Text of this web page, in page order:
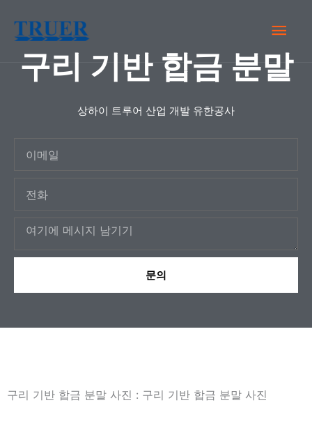
메
인
구리 기반 합금 분말
상하이 트루어 산업 개발 유한공사
문의
구리 기반 합금 분말 사진 : 구리 기반 합금 분말 사진